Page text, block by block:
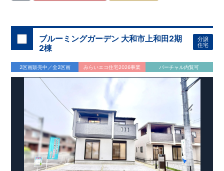
ない！
・書斎 は仕事や趣味の部屋だけでなく、​ ストーブや扇風機な
どの季節モノ、 ​ 家族の衣類など収納スペースとしても ​ 使
える便利な空間！ ​ ​・奥行のあるインナーバルコニーは​雨が
降り込みにくいので、​ 急な天気の変化にも対応できる！
スマートフォンで見やすい特設サイトはこちら
https://www.e-blooming.com/bukken/83975016/
ブルーミングガーデン 大和市上和田2期
2棟
分譲
住宅
2区画販売中／全2区画 みらいエコ住宅2026事業 バーチャル内覧可